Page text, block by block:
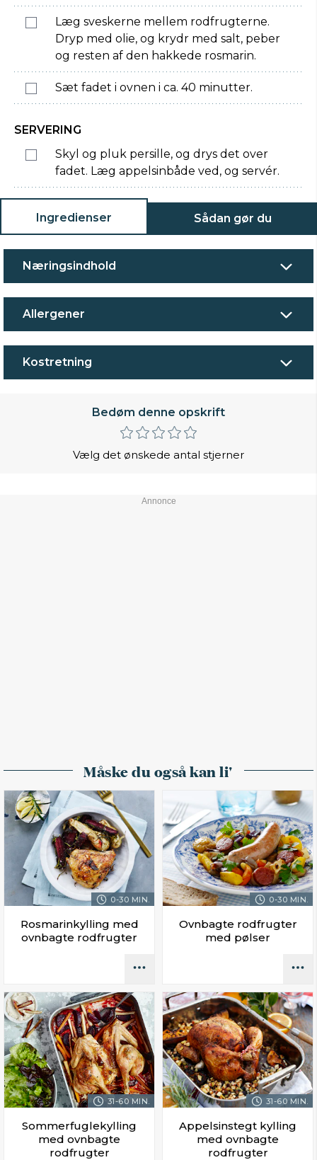
Læg sveskerne mellem rodfrugterne.
Dryp med olie, og krydr med salt, peber
og resten af den hakkede rosmarin.
Sæt fadet i ovnen i ca. 40 minutter.
SERVERING
Skyl og pluk persille, og drys det over
fadet. Læg appelsinbåde ved, og servér.
Ingredienser Sådan gør du
Næringsindhold
Allergener
Kostretning
Bedøm denne opskrift
Vælg det ønskede antal stjerner
Måske du også kan li'
0-30 MIN.
Rosmarinkylling med
ovnbagte rodfrugter
0-30 MIN.
Ovnbagte rodfrugter
med pølser
31-60 MIN.
Sommerfuglekylling
med ovnbagte
rodfrugter
31-60 MIN.
Appelsinstegt kylling
med ovnbagte
rodfrugter